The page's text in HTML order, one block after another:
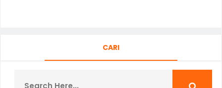
CARI